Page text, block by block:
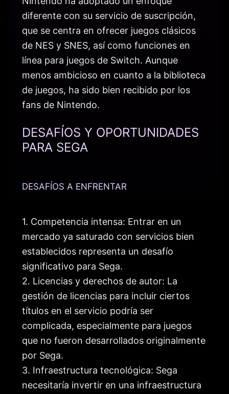
diferente con su servicio de suscripción,
que se centra en ofrecer juegos clásicos
de NES y SNES, así como funciones en
línea para juegos de Switch. Aunque
menos ambicioso en cuanto a la biblioteca
de juegos, ha sido bien recibido por los
fans de Nintendo.
DESAFÍOS Y OPORTUNIDADES
PARA SEGA
DESAFÍOS A ENFRENTAR
1. Competencia intensa: Entrar en un
mercado ya saturado con servicios bien
establecidos representa un desafío
significativo para Sega.
2. Licencias y derechos de autor: La
gestión de licencias para incluir ciertos
títulos en el servicio podría ser
complicada, especialmente para juegos
que no fueron desarrollados originalmente
por Sega.
3. Infraestructura tecnológica: Sega
necesitaría invertir en una infraestructura